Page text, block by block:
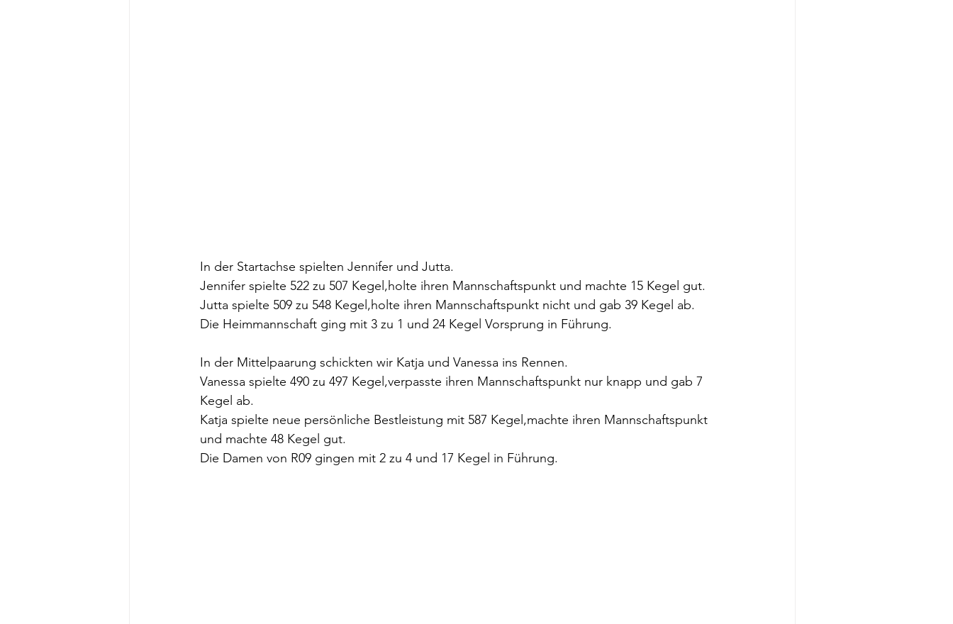
In der Startachse spielten Jennifer und Jutta.
Jennifer spielte 522 zu 507 Kegel,holte ihren Mannschaftspunkt und machte 15 Kegel gut.
Jutta spielte 509 zu 548 Kegel,holte ihren Mannschaftspunkt nicht und gab 39 Kegel ab.
Die Heimmannschaft ging mit 3 zu 1 und 24 Kegel Vorsprung in Führung.
In der Mittelpaarung schickten wir Katja und Vanessa ins Rennen.
Vanessa spielte 490 zu 497 Kegel,verpasste ihren Mannschaftspunkt nur knapp und gab 7
Kegel ab.
Katja spielte neue persönliche Bestleistung mit 587 Kegel,machte ihren Mannschaftspunkt
und machte 48 Kegel gut.
Die Damen von R09 gingen mit 2 zu 4 und 17 Kegel in Führung.